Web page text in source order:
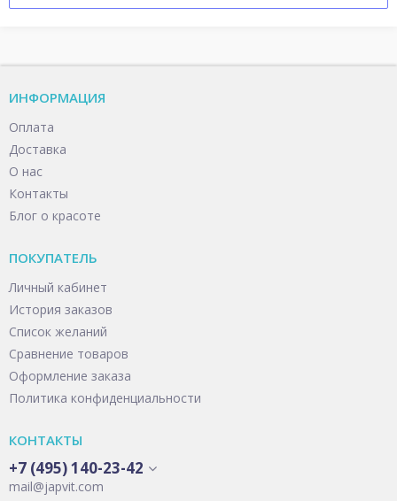
ИНФОРМАЦИЯ
Оплата
Доставка
О нас
Контакты
Блог о красоте
ПОКУПАТЕЛЬ
Личный кабинет
История заказов
Список желаний
Сравнение товаров
Оформление заказа
Политика конфиденциальности
КОНТАКТЫ
+7 (495) 140-23-42
mail@japvit.com